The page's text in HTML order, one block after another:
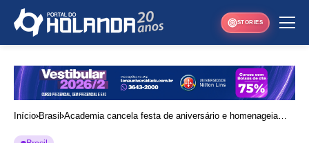
STORIES
Início Brasil Academia cancela festa de aniversário e homenageia